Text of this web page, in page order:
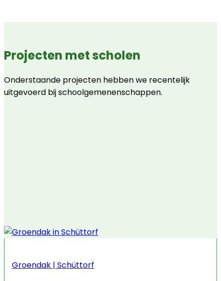
Projecten met scholen
Onderstaande projecten hebben we recentelijk
uitgevoerd bij schoolgemenenschappen.
Groendak | Schüttorf